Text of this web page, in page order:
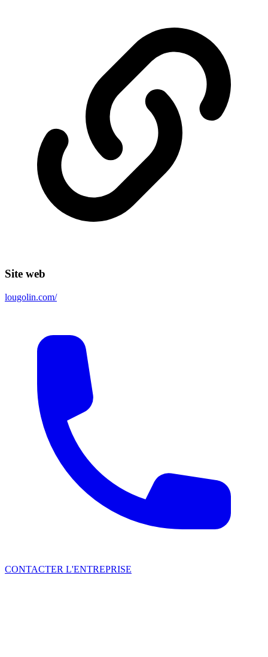
Site web
lougolin.com/
CONTACTER L'ENTREPRISE